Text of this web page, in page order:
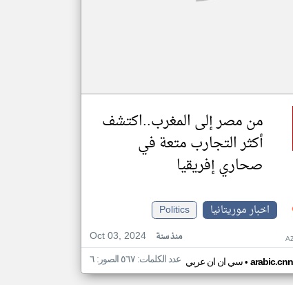
من مصر إلى المغرب..اكتشف
أكثر التجارب متعة في
صحاري إفريقيا
اخبار موريتانيا
Politics
Oct 03, 2024
منذ سنة
سي ان ان عربي• عدد الكلمات: ٥٦٧ الصور: ٦